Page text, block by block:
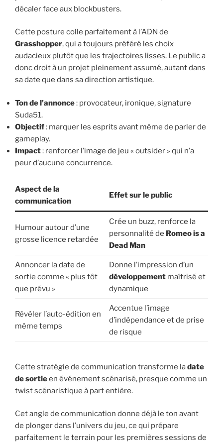
décaler face aux blockbusters.
Cette posture colle parfaitement à l’ADN de
Grasshopper, qui a toujours préféré les choix
audacieux plutôt que les trajectoires lisses. Le public a
donc droit à un projet pleinement assumé, autant dans
sa date que dans sa direction artistique.
Ton de l’annonce: provocateur, ironique, signature
Suda51.
Objectif: marquer les esprits avant même de parler de
gameplay.
Impact: renforcer l’image de jeu « outsider » qui n’a
peur d’aucune concurrence.
Aspect de la
communication
Effet sur le public
Humour autour d’une
grosse licence retardée
Crée un buzz, renforce la
personnalité de Romeo is a
Dead Man
Annoncer la date de
sortie comme « plus tôt
que prévu »
Donne l’impression d’un
développementmaîtrisé et
dynamique
Révéler l’auto-édition en
même temps
Accentue l’image
d’indépendance et de prise
de risque
Cette stratégie de communication transforme ladate
de sortieen événement scénarisé, presque comme un
twist scénaristique à part entière.
Cet angle de communication donne déjà le ton avant
de plonger dans l’univers du jeu, ce qui prépare
parfaitement le terrain pour les premières sessions de